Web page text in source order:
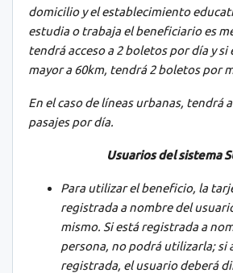
domicilio y el establecimiento
estudia o trabaja el beneficiario es
tendrá acceso a 2 boletos por día y si
mayor a 60km, tendrá 2 boletos por
En el caso de líneas urbanas, tendrá
pasajes por día.
Usuarios del sistema
Para utilizar el beneficio, la
registrada a nombre del
mismo. Si está registrada a
persona, no podrá utilizarla; si
registrada, el usuario deberá